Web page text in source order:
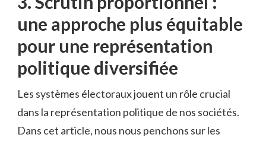
une approche ⁤plus équitable
pour​ une représentation⁢
politique⁢ diversifiée
Les⁣ systèmes électoraux‍ jouent un rôle crucial⁤
dans la représentation politique ​de nos sociétés.
Dans cet‍ article, nous nous⁣ penchons sur les